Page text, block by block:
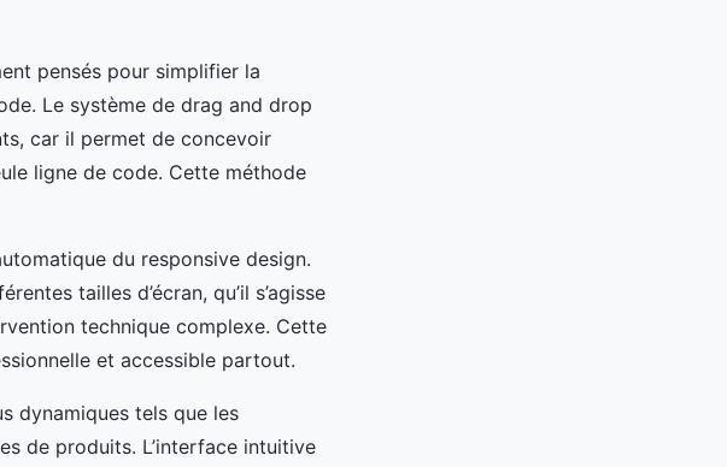
pensés pour simplifier la
Le système de drag and drop
car il permet de concevoir
ligne de code. Cette méthode
du responsive design.
tailles d’écran, qu’il s’agisse
technique complexe. Cette
et accessible partout.
dynamiques tels que les
de produits. L’interface intuitive